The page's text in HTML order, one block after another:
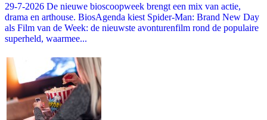
29-7-2026 De nieuwe bioscoopweek brengt een mix van actie,
drama en arthouse. BiosAgenda kiest Spider-Man: Brand New Day
als Film van de Week: de nieuwste avonturenfilm rond de populaire
superheld, waarmee...